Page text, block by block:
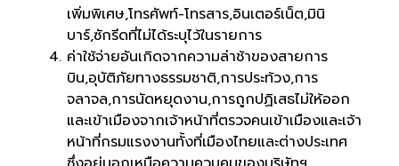
เพิ่มพิเศษ,โทรศัพท์-โทรสาร,อินเตอร์เน็ต,มินิ
บาร์,ซักรีดที่ไม่ได้ระบุไว้ในรายการ
ค่าใช้จ่ายอันเกิดจากความล่าช้าของสายการ
บิน,อุบัติภัยทางธรรมชาติ,การประท้วง,การ
จลาจล,การนัดหยุดงาน,การถูกปฏิเสธไม่ให้ออก
และเข้าเมืองจากเจ้าหน้าที่ตรวจคนเข้าเมืองและเจ้า
หน้าที่กรมแรงงานทั้งที่เมืองไทยและต่างประเทศ